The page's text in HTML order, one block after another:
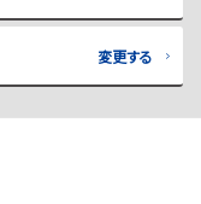
変更する